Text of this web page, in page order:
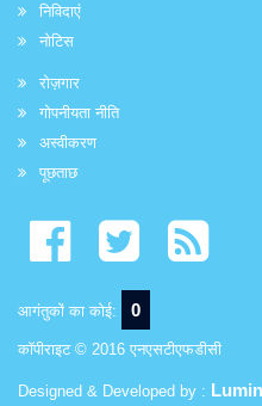
निविदाएं
नोटिस
रोज़गार
गोपनीयता नीति
अस्वीकरण
पूछताछ
आगंतुकों का कोई: 0
कॉपीराइट © 2016 एनएसटीएफडीसी
Designed & Developed by :